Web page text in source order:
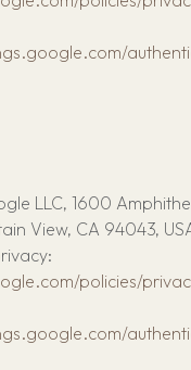
LLC, 1600
View, CA 94043,
policies/